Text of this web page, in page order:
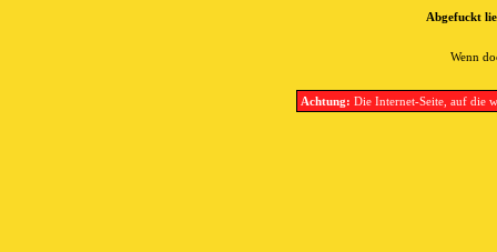
Abgefuckt
Wenn
Achtung: Die Internet-Seite, auf die